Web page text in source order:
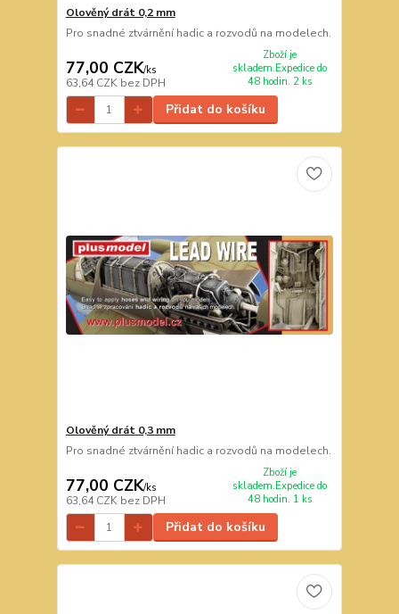
Olověný drát 0,2 mm
Pro snadné ztvárnění hadic a rozvodů na modelech.
77,00 CZK/ks
63,64 CZK bez DPH
Zboží je
skladem.Expedice do
48 hodin. 2 ks
Přidat do košíku
Olověný drát 0,3 mm
Pro snadné ztvárnění hadic a rozvodů na modelech.
77,00 CZK/ks
63,64 CZK bez DPH
Zboží je
skladem.Expedice do
48 hodin. 1 ks
Přidat do košíku